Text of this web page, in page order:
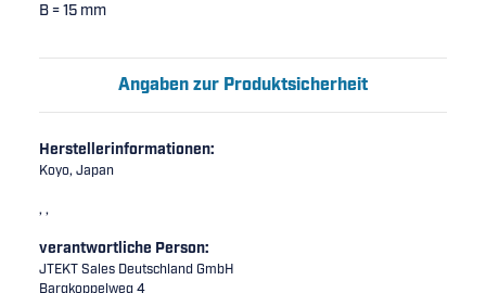
B = 15 mm
Angaben zur Produktsicherheit
Herstellerinformationen:
Koyo, Japan
, ,
verantwortliche Person:
JTEKT Sales Deutschland GmbH
Bargkoppelweg 4